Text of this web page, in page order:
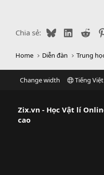
Chia sẻ: BlueskyLinkedIn
Home Diễn đàn Trung
Change width Tiếng Việt
Zix.vn - Học Vật lí
cao